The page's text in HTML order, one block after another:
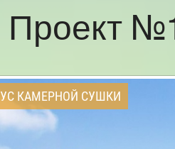
Проект
КАМЕРНОЙ СУШКИ